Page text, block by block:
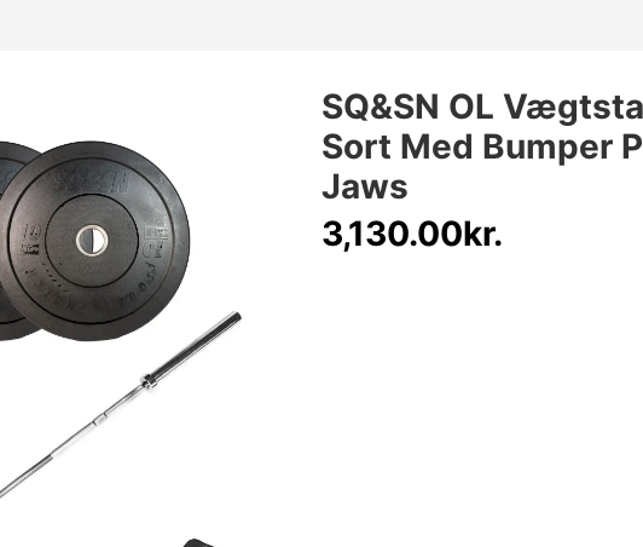
SQ&SN OL
Sort Med Bumper
Jaws
3,130.00kr.